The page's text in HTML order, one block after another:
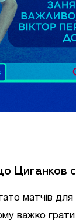
Циганков
матчів
важко